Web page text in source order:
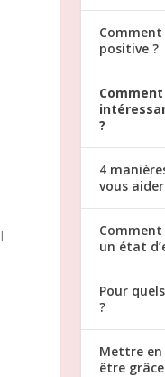
positive ?
?
4
vous
un état
Pour
?
Mettre
être